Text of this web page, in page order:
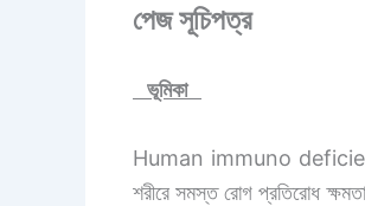
পেজ সূচিপত্র
ভূমিকা
Human immuno deficiency
শরীরে সমস্ত রোগ প্রতিরোধ